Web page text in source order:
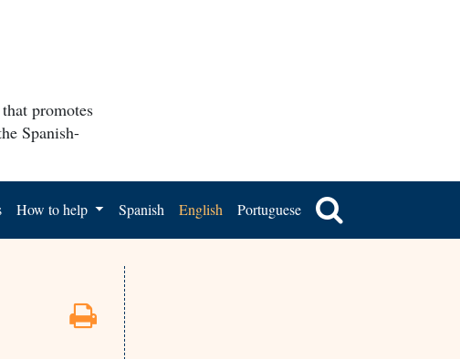
promotes
Spanish-
How to help Spanish English Portuguese